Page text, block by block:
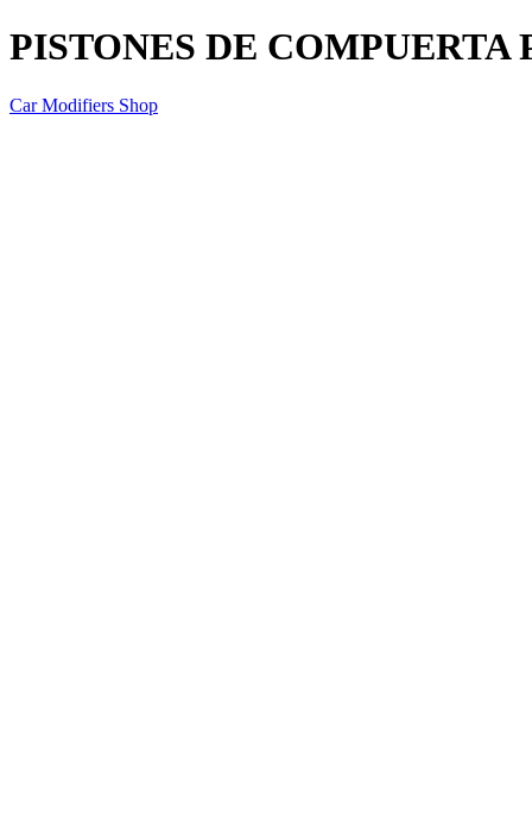
PISTONES DE
Car Modifiers Shop